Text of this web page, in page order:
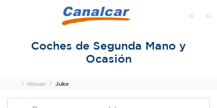
Coches de Segunda Mano y
Ocasión
InicioNissan Juke